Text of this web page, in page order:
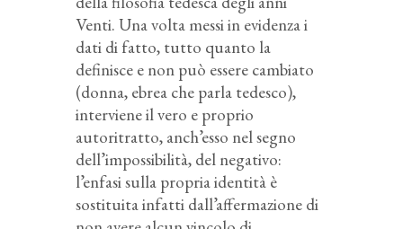
Venti. Una volta messi in evidenza i
dati di fatto, tutto quanto la
definisce e non può essere cambiato
(donna, ebrea che parla tedesco),
interviene il vero e proprio
autoritratto, anch’esso nel segno
dell’impossibilità, del negativo:
l’enfasi sulla propria identità è
sostituita infatti dall’affermazione di